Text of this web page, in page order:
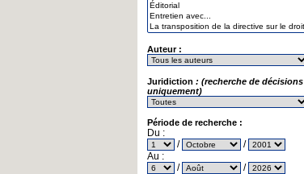
Auteur :
Juridiction : (recherche de décisions
uniquement)
Période de recherche :
Du :
/
/
Au :
/
/